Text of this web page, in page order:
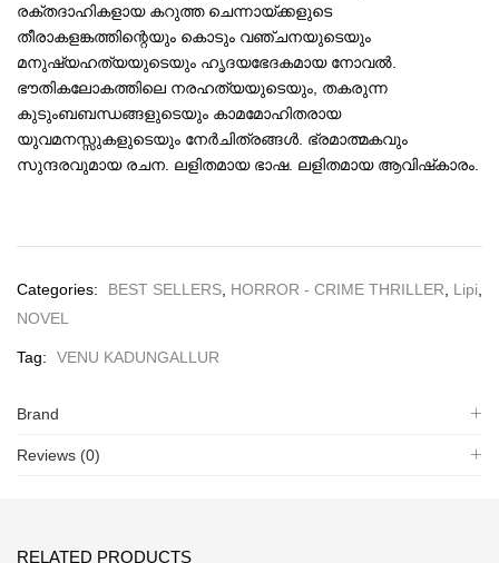
രക്തദാഹികളായ കറുത്ത ചെന്നായ്ക്കളുടെ
തീരാകളങ്കത്തിന്റെയും കൊടും വഞ്ചനയുടെയും
മനുഷ്യഹത്യയുടെയും ഹൃദയഭേദകമായ നോവല്‍.
ഭൗതികലോകത്തിലെ നരഹത്യയുടെയും, തകരുന്ന
കുടുംബബന്ധങ്ങളുടെയും കാമമോഹിതരായ
യുവമനസ്സുകളുടെയും നേര്‍ചിത്രങ്ങള്‍. ഭ്രമാത്മകവും
സുന്ദരവുമായ രചന. ലളിതമായ ഭാഷ. ലളിതമായ ആവിഷ്‌കാരം.
Categories: BEST SELLERS HORROR - CRIME THRILLER Lipi
NOVEL
Tag: VENU KADUNGALLUR
Brand
Reviews (0)
RELATED PRODUCTS